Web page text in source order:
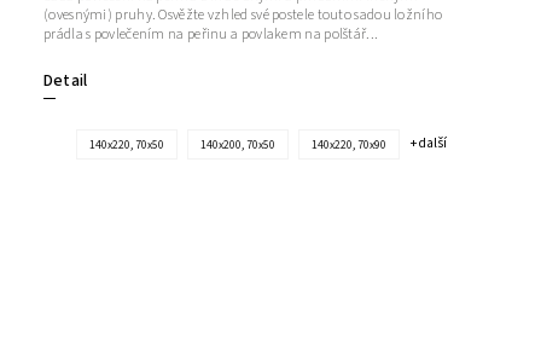
Detail
(ovesnými) pruhy. Osvěžte vzhled své postele touto sadou ložního
prádla s povlečením na peřinu a povlakem na polštář...
140x220, 70x50 140x200, 70x50 140x220, 70x90 + další